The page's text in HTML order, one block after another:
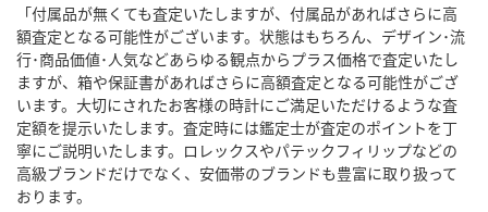
「付属品が無くても査定いたしますが、付属品があればさらに高
額査定となる可能性がございます。状態はもちろん、デザイン･流
行･商品価値･人気などあらゆる観点からプラス価格で査定いたし
ますが、箱や保証書があればさらに高額査定となる可能性がござ
います。大切にされたお客様の時計にご満足いただけるような査
定額を提示いたします。査定時には鑑定士が査定のポイントを丁
寧にご説明いたします。ロレックスやパテックフィリップなどの
高級ブランドだけでなく、安価帯のブランドも豊富に取り扱って
おります。